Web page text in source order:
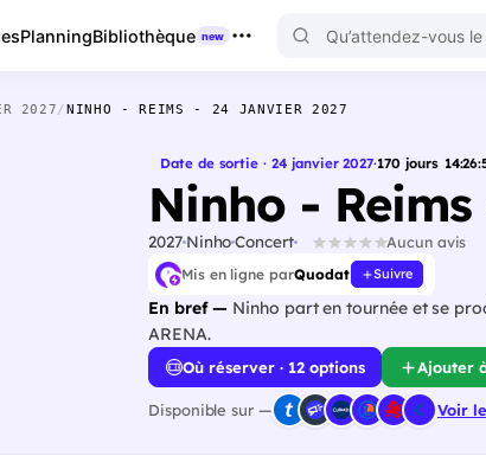
PlanningBibliothèque new
2027/NINHO - REIMS - 24 JANVIER 2027
Date de sortie · 24 janvier 2027·170 jours 14:26:
Ninho -
2027NinhoConcert Aucun avis
Mis en ligne parQuodat Suivre
En bref — Ninho part en tournée et se
ARENA.
Où réserver · 12 options Ajouter
Disponible sur — Voir